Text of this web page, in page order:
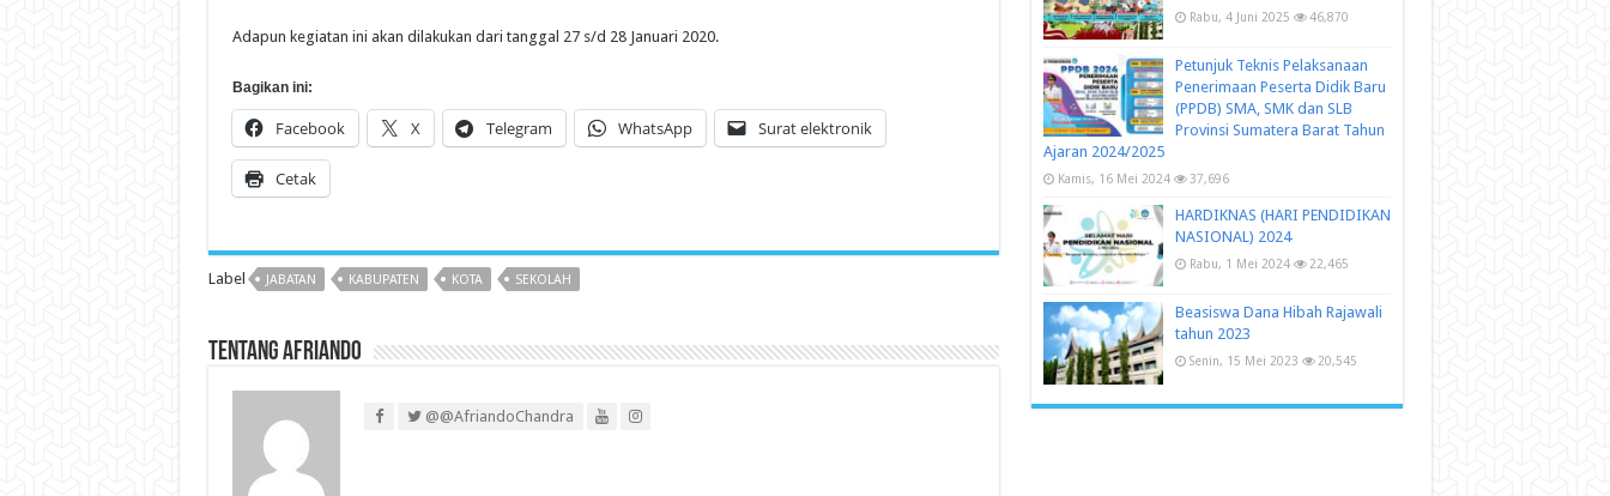
Adapun kegiatan ini akan dilakukan dari tanggal 27 s/d 28 Januari 2020.
Bagikan ini:
Facebook X Telegram WhatsApp Surat elektronik
Cetak
Label JABATAN KABUPATEN KOTA SEKOLAH
Tentang Afriando
@@AfriandoChandra
Rabu, 4 Juni 2025 46,870
Petunjuk Teknis Pelaksanaan
Penerimaan Peserta Didik Baru
(PPDB) SMA, SMK dan SLB
Provinsi Sumatera Barat Tahun
Ajaran 2024/2025
Kamis, 16 Mei 2024 37,696
HARDIKNAS (HARI PENDIDIKAN
NASIONAL) 2024
Rabu, 1 Mei 2024 22,465
Beasiswa Dana Hibah Rajawali
tahun 2023
Senin, 15 Mei 2023 20,545